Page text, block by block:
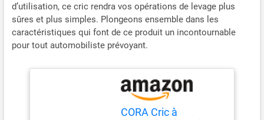
d’utilisation, ce cric rendra vos opérations de levage plus
sûres et plus simples. Plongeons ensemble dans les
caractéristiques qui font de ce produit un incontournable
pour tout automobiliste prévoyant.
CORA Cric à